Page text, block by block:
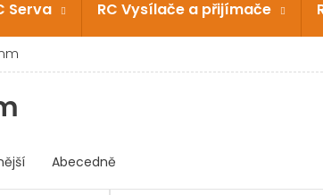
Serva RC Vysílače a přijímače
Abecedně